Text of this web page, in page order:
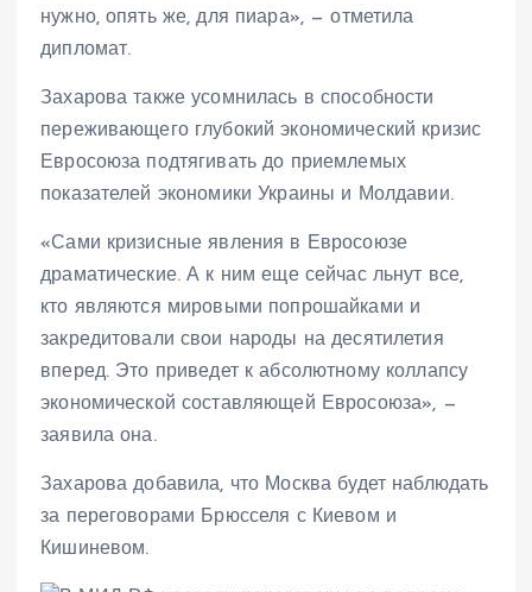
нужно, опять же, для пиара», — отметила
дипломат.
Захарова также усомнилась в способности
переживающего глубокий экономический кризис
Евросоюза подтягивать до приемлемых
показателей экономики Украины и Молдавии.
«Сами кризисные явления в Евросоюзе
драматические. А к ним еще сейчас льнут все,
кто являются мировыми попрошайками и
закредитовали свои народы на десятилетия
вперед. Это приведет к абсолютному коллапсу
экономической составляющей Евросоюза», —
заявила она.
Захарова добавила, что Москва будет наблюдать
за переговорами Брюсселя с Киевом и
Кишиневом.